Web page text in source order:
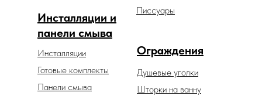
Ограждения
Душевые уголки
Шторки на ванну
Инсталляции и
панели смыва
Инсталляции
Готовые комплекты
Панели смыва
Писсуары